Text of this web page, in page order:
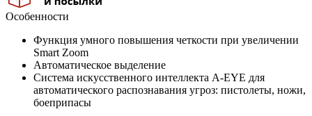
Особенности
Функция умного повышения четкости при увеличении
Smart Zoom
Автоматическое выделение
Система искусственного интеллекта A-EYE для
автоматического распознавания угроз: пистолеты, ножи,
боеприпасы